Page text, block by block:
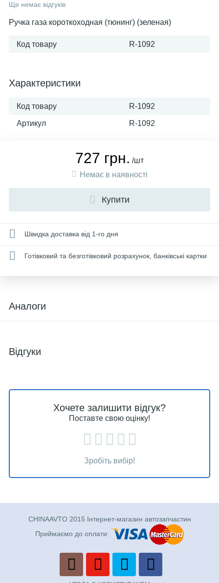
Ще немає відгуків
Ручка газа короткоходная (тюнинг) (зеленая)
Код товару R-1092
Характеристики
Код товару R-1092
Артикул R-1092
727 грн. /шт
Немає в наявності
Купити
Швидка доставка від 1-го дня
Готівковий та безготівковий розрахунок, банківські картки
Аналоги
Відгуки
Хочете залишити відгук?
Поставте свою оцінку!
Зробіть вибір!
CHINAAVTO 2015 Інтернет-магазин автозапчастин
Приймаємо до оплати: